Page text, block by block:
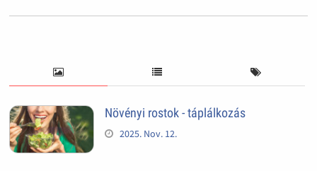
Növényi rostok - táplálkozás
2025. Nov. 12.